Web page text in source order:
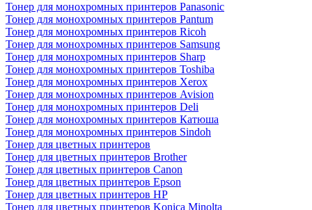
Тонер для монохромных принтеров Panasonic
Тонер для монохромных принтеров Pantum
Тонер для монохромных принтеров Ricoh
Тонер для монохромных принтеров Samsung
Тонер для монохромных принтеров Sharp
Тонер для монохромных принтеров Toshiba
Тонер для монохромных принтеров Xerox
Тонер для монохромных принтеров Avision
Тонер для монохромных принтеров Deli
Тонер для монохромных принтеров Катюша
Тонер для монохромных принтеров Sindoh
Тонер для цветных принтеров
Тонер для цветных принтеров Brother
Тонер для цветных принтеров Canon
Тонер для цветных принтеров Epson
Тонер для цветных принтеров HP
Тонер для цветных принтеров Konica Minolta